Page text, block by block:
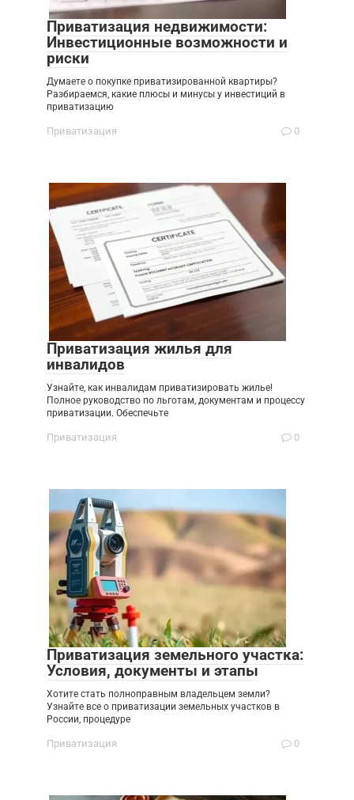
Приватизация недвижимости:
Инвестиционные возможности и
риски
Думаете о покупке приватизированной квартиры?
Разбираемся, какие плюсы и минусы у инвестиций в
приватизацию
Приватизация 0
Приватизация жилья для
инвалидов
Узнайте, как инвалидам приватизировать жилье!
Полное руководство по льготам, документам и процессу
приватизации. Обеспечьте
Приватизация 0
Приватизация земельного участка:
Условия, документы и этапы
Хотите стать полноправным владельцем земли?
Узнайте все о приватизации земельных участков в
России, процедуре
Приватизация 0